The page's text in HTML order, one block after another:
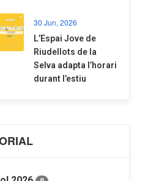
30 Jun, 2026
​L’Espai Jove de
Riudellots de la
Selva adapta l’horari
durant l’estiu